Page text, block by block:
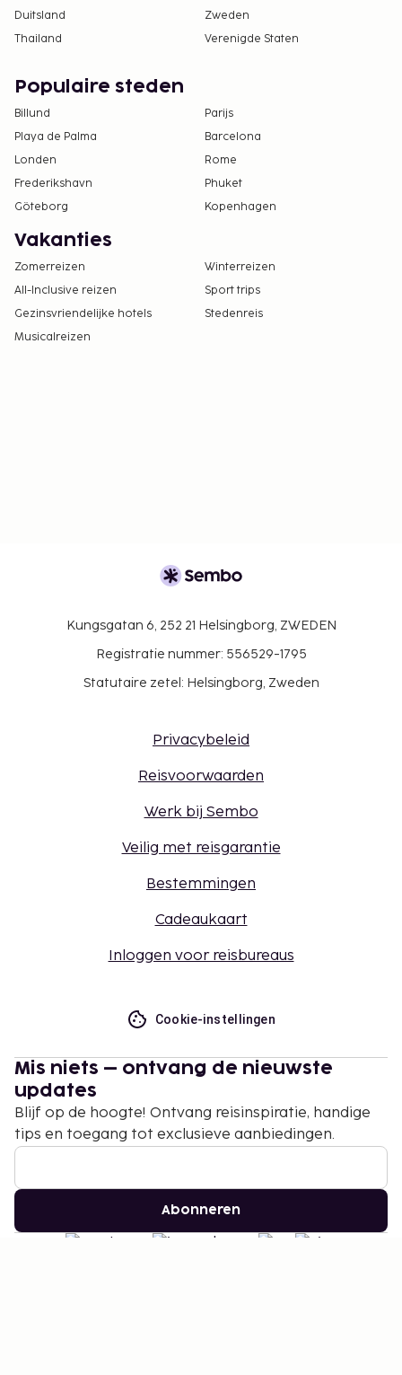
Duitsland
Zweden
Thailand
Verenigde Staten
Populaire steden
Billund
Parijs
Playa de Palma
Barcelona
Londen
Rome
Frederikshavn
Phuket
Göteborg
Kopenhagen
Vakanties
Zomerreizen
Winterreizen
All-Inclusive reizen
Sport trips
Gezinsvriendelijke hotels
Stedenreis
Musicalreizen
Kungsgatan 6, 252 21 Helsingborg, ZWEDEN
Registratie nummer: 556529-1795
Statutaire zetel: Helsingborg, Zweden
Privacybeleid
Reisvoorwaarden
Werk bij Sembo
Veilig met reisgarantie
Bestemmingen
Cadeaukaart
Inloggen voor reisbureaus
Cookie-instellingen
Mis niets – ontvang de nieuwste
updates
Blijf op de hoogte! Ontvang reisinspiratie, handige
tips en toegang tot exclusieve aanbiedingen.
Abonneren